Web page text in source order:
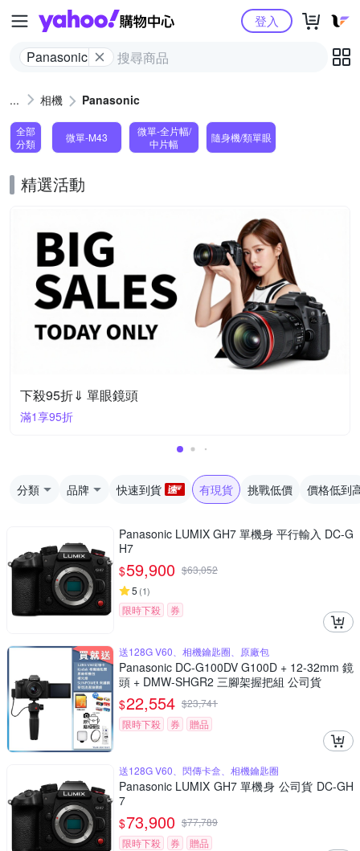
Yahoo購物中心
Panasonic
登入
相機 Panasonic
全部
分類
微單-M43
微單-全片幅/
中片幅
隨身機/類單眼
精選活動
下殺95折⇓ 單眼鏡頭
滿1享95折
分類 品牌 快速到貨 有現貨 挑戰低價 價格低到
Panasonic LUMIX GH7 單機身 平行輸入 DC-G
H7
$59,900 $63,052
5 (1)
限時下殺 券
送128G V60、相機鑰匙圈、原廠包
Panasonic DC-G100DV G100D + 12-32mm 鏡
頭 + DMW-SHGR2 三腳架握把組 公司貨
$22,554 $23,741
限時下殺
券 贈品
送128G V60、閃傳卡盒、相機鑰匙圈
Panasonic LUMIX GH7 單機身 公司貨 DC-GH
7
$73,900 $77,789
限時下殺
券 贈品